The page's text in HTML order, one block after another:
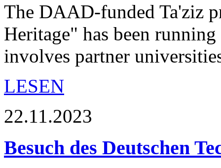
The DAAD-funded Ta'ziz
Heritage" has been
involves partner
LESEN
22.11.2023
Besuch des Deutschen